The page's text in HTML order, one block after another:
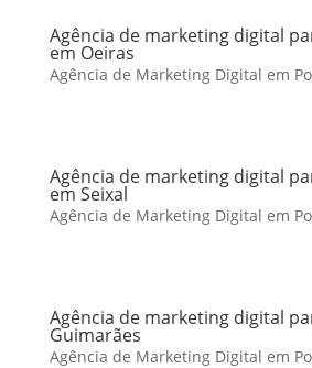
Agência de marketing digital
em Oeiras
Agência de Marketing Digital em
Agência de marketing digital
em Seixal
Agência de Marketing Digital em
Agência de marketing digital
Guimarães
Agência de Marketing Digital em